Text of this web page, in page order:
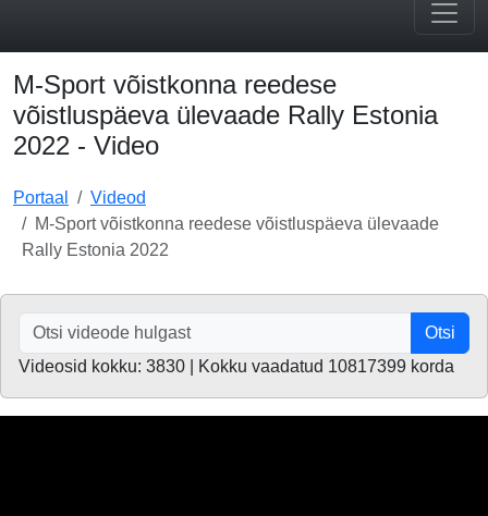
M-Sport võistkonna reedese
võistluspäeva ülevaade Rally Estonia
2022 - Video
Portaal
Videod
M-Sport võistkonna reedese võistluspäeva ülevaade
Rally Estonia 2022
Otsi
Videosid kokku: 3830 | Kokku vaadatud 10817399 korda